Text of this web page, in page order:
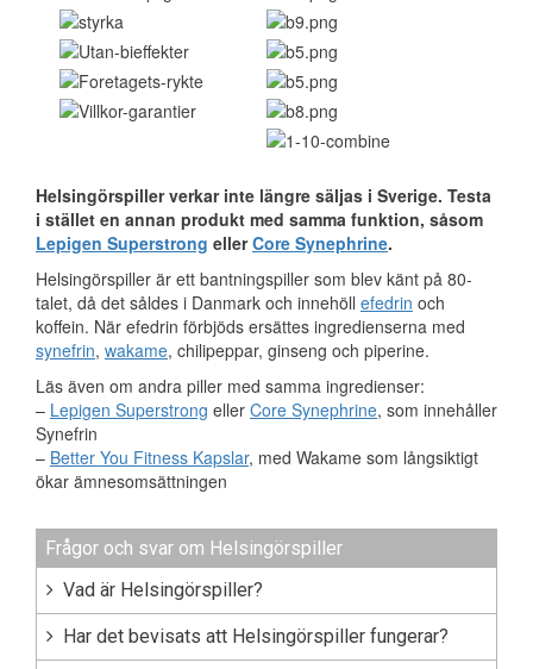
Helsingörspiller verkar inte längre säljas i Sverige. Testa
i stället en annan produkt med samma funktion, såsom
Lepigen Superstrong ellerCore Synephrine.
Helsingörspiller är ett bantningspiller som blev känt på 80-
talet, då det såldes i Danmark och innehöll efedrin och
koffein. När efedrin förbjöds ersättes ingredienserna med
synefrin, wakame, chilipeppar, ginseng och piperine.
Läs även om andra piller med samma ingredienser:
– Lepigen Superstrong eller Core Synephrine, som innehåller
Synefrin
– Better You Fitness Kapslar, med Wakame som långsiktigt
ökar ämnesomsättningen
Frågor och svar om Helsingörspiller
Vad är Helsingörspiller?
Har det bevisats att Helsingörspiller fungerar?